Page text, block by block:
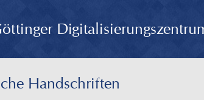
Handschriften